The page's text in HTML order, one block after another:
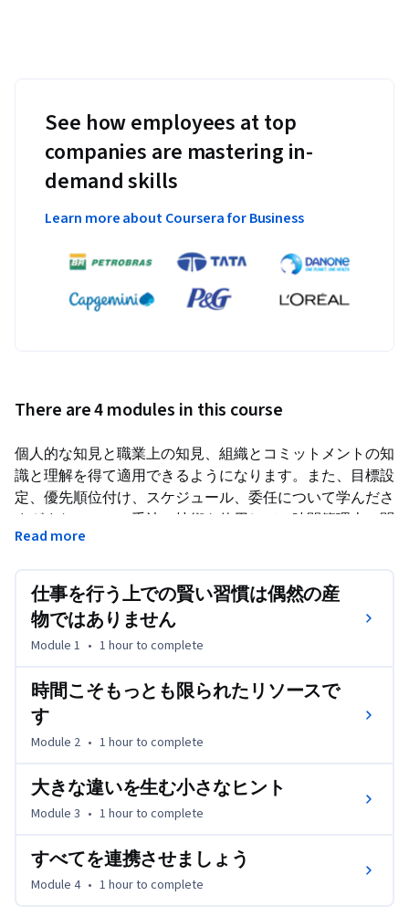
See how employees at top
companies are mastering in-
demand skills
Learn more about Coursera for Business
There are 4 modules in this course
個人的な知見と職業上の知見、組織とコミットメントの知
識と理解を得て適用できるようになります。また、目標設
定、優先順位付け、スケジュール、委任について学んださ
まざまなツール、手法、技術を使用して、時間管理上の問
題を克服して生産性を向上することができるようになりま
このコースを完了すると、次のことが行えるようになりま
す。
1.個人的な目標や職業上の目標を達成するためのプランを
効果的に立てる
2.時間管理の障害となっているものを認識し克服する
3.いくつかの時間管理ツールについて学び、効果的に使用
する
5.冷静に物事を見て、危険を防ぎ管理する
6.効果的に委任する
メモ：今後この翻訳されたコースが更新されることはあり
Read more
仕事を行う上での賢い習慣は偶然の産
物ではありません
Module 1 • 1 hourto complete
時間こそもっとも限られたリソースで
す
Module 2 • 1 hourto complete
大きな違いを生む小さなヒント
Module 3 • 1 hourto complete
すべてを連携させましょう
Module 4 • 1 hourto complete